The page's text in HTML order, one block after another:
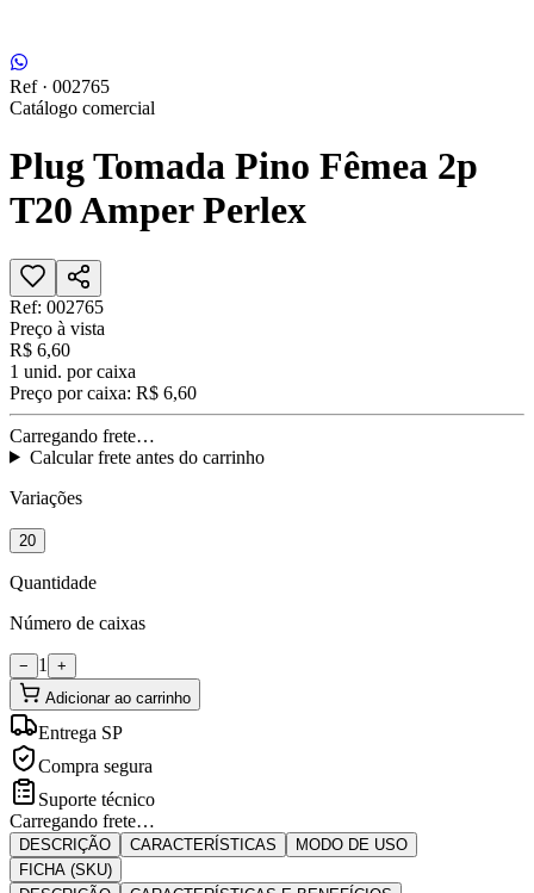
Ref · 002765
Catálogo comercial
Plug Tomada Pino Fêmea 2p
T20 Amper Perlex
Ref: 002765
Preço à vista
R$ 6,60
1 unid. por caixa
Preço por caixa: R$ 6,60
Carregando frete…
Calcular frete antes do carrinho
Variações
20
Quantidade
Número de caixas
− 1
+
Adicionar ao carrinho
Entrega SP
Compra segura
Suporte técnico
Carregando frete…
DESCRIÇÃO CARACTERÍSTICAS
MODO DE USO
FICHA (SKU)